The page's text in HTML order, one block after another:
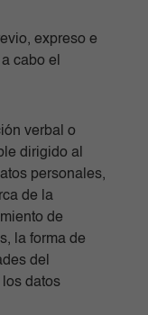
expreso e
cabo el
verbal o
dirigido al
personales,
de la
de
la forma de
del
los datos